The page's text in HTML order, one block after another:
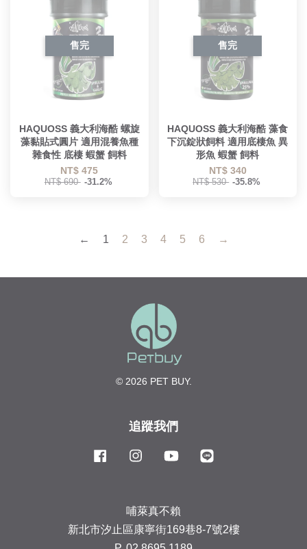
售完
HAQUOSS 義大利海酷 螺旋
藻黏貼式圓片 適用混養魚種
雜食性 底棲 蝦蟹 飼料
NT$ 475
NT$ 690 -31.2%
售完
HAQUOSS 義大利海酷 藻食
下沉錠狀飼料 適用底棲魚 異
形魚 蝦蟹 飼料
NT$ 340
NT$ 530 -35.8%
← 1 2 3 4 5 6 →
© 2026 PET BUY.
追蹤我們
Facebook Instagram YouTube
哺萊真不賴
新北市汐止區康寧街169巷8-7號2樓